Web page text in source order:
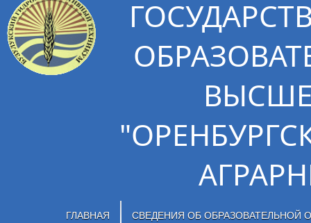
ГЛАВНАЯ СВЕДЕНИЯ ОБ ОБРАЗОВАТЕЛЬНОЙ